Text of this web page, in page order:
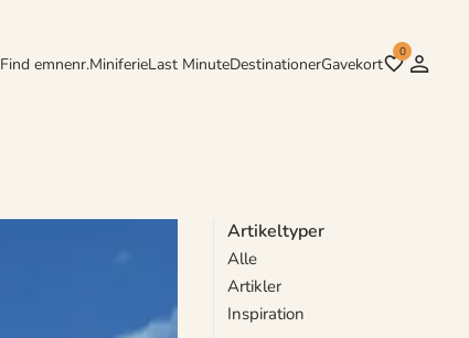
Find emnenr.MiniferieLast MinuteDestinationerGavekort
0
Artikeltyper
Alle
Artikler
Inspiration